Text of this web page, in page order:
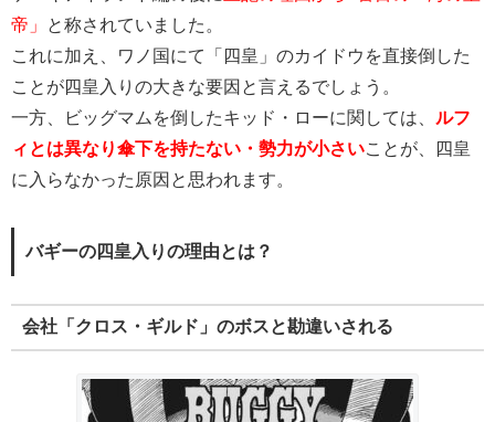
帝」
と称されていました。
これに加え、ワノ国にて「四皇」のカイドウを直接倒した
ことが四皇入りの大きな要因と言えるでしょう。
一方、ビッグマムを倒したキッド・ローに関しては、 ルフ
ィとは異なり傘下を持たない・勢力が小さいことが、四皇
に入らなかった原因と思われます。
バギーの四皇入りの理由とは？
会社「クロス・ギルド」のボスと勘違いされる